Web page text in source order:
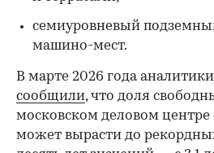
семиуровневый
машино-мест.
В марте 2026 года
сообщили, что доля
московском деловом
может вырасти до